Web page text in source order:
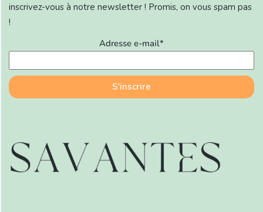
inscrivez-vous à notre newsletter ! Promis, on vous spam pas
!
Adresse e-mail*